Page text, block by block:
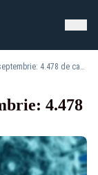
Bilanț coronavirus 17 septembrie: 4.478 de cazuri noi, 73 de decese
4.478